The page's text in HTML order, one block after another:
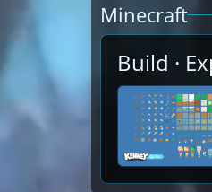
Minecraft
Build ·